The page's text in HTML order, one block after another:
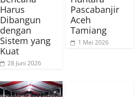
Harus
Dibangun
dengan
Sistem yang
Kuat
28 Juni 2026
Pascabanjir
Aceh
Tamiang
1 Mei 2026